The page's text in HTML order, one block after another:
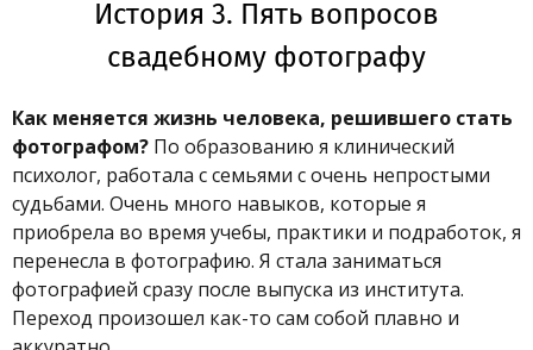
История 3. Пять вопросов
свадебному фотографу
Как меняется жизнь человека, решившего стать
фотографом? По образованию я клинический
психолог, работала с семьями с очень непростыми
судьбами. Очень много навыков, которые я
приобрела во время учебы, практики и подработок, я
перенесла в фотографию. Я стала заниматься
фотографией сразу после выпуска из института.
Переход произошел как-то сам собой плавно и